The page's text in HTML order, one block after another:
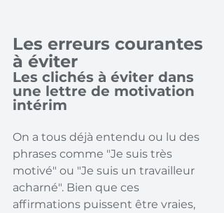
Les erreurs courantes
à éviter
Les clichés à éviter dans
une lettre de motivation
intérim
On a tous déjà entendu ou lu des
phrases comme "Je suis très
motivé" ou "Je suis un travailleur
acharné". Bien que ces
affirmations puissent être vraies,